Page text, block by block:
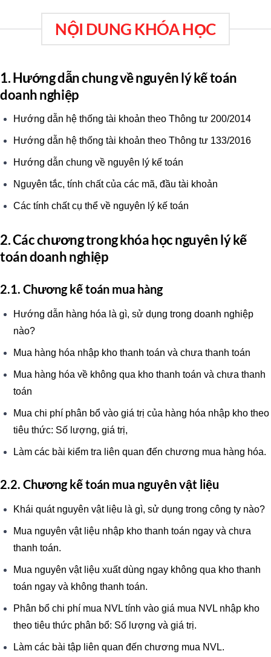
NỘI DUNG KHÓA HỌC
1. Hướng dẫn chung về nguyên lý kế toán
doanh nghiệp
Hướng dẫn hệ thống tài khoản theo Thông tư 200/2014
Hướng dẫn hệ thống tài khoản theo Thông tư 133/2016
Hướng dẫn chung về nguyên lý kế toán
Nguyên tắc, tính chất của các mã, đầu tài khoản
Các tính chất cụ thể về nguyên lý kế toán
2. Các chương trong khóa học nguyên lý kế
toán doanh nghiệp
2.1. Chương kế toán mua hàng
Hướng dẫn hàng hóa là gì, sử dụng trong doanh nghiệp
nào?
Mua hàng hóa nhập kho thanh toán và chưa thanh toán
Mua hàng hóa về không qua kho thanh toán và chưa thanh
toán
Mua chi phí phân bổ vào giá trị của hàng hóa nhập kho theo
tiêu thức: Số lượng, giá trị,
Làm các bài kiểm tra liên quan đến chương mua hàng hóa.
2.2. Chương kế toán mua nguyên vật liệu
Khái quát nguyên vật liệu là gì, sử dụng trong công ty nào?
Mua nguyên vật liệu nhập kho thanh toán ngay và chưa
thanh toán.
Mua nguyên vật liệu xuất dùng ngay không qua kho thanh
toán ngay và không thanh toán.
Phân bổ chi phí mua NVL tính vào giá mua NVL nhập kho
theo tiêu thức phân bổ: Số lượng và giá trị.
Làm các bài tập liên quan đến chương mua NVL.